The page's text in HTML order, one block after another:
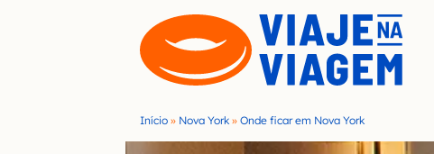
Início » Nova York » Onde ficar em Nova York